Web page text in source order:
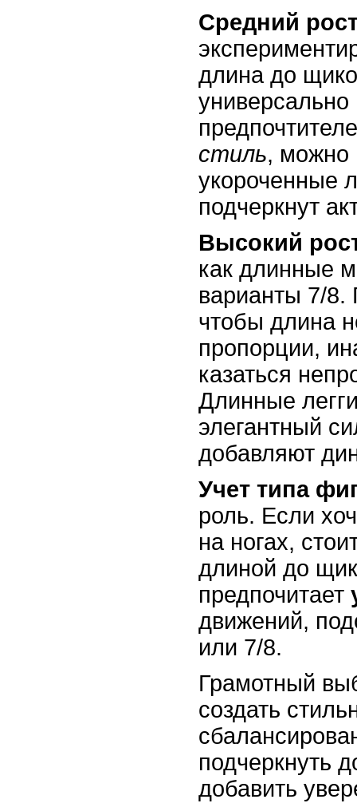
Средний
длина до
стиль, можно
укороченные
подчеркнут
Высокий
как длинные
варианты 7/8.
чтобы длина
пропорции,
казаться
Длинные
элегантный
добавляют
Учет типа
роль. Если
на ногах,
длиной до
предпочитает
движений,
или 7/8.
Грамотный
создать
подчеркнуть
добавить